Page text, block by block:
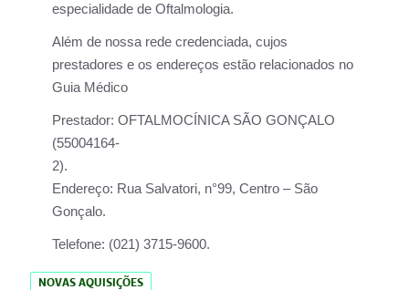
especialidade de Oftalmologia.
Além de nossa rede credenciada, cujos
prestadores e os endereços estão relacionados no
Guia Médico
Prestador: OFTALMOCÍNICA SÃO GONÇALO
(55004164-
2).
Endereço: Rua Salvatori, n°99, Centro – São
Gonçalo.
Telefone: (021) 3715-9600.
NOVAS AQUISIÇÕES